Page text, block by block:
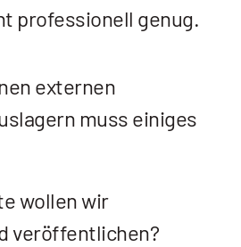
professionell genug.
externen
muss einiges
wollen wir
veröffentlichen?